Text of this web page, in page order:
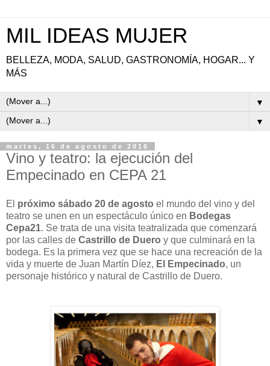
MIL IDEAS MUJER
BELLEZA, MODA, SALUD, GASTRONOMÍA, HOGAR... Y
MÁS
▼
▼
martes, 16 de agosto de 2016
Vino y teatro: la ejecución del
Empecinado en CEPA 21
El próximo sábado 20 de agosto el mundo del vino y del
teatro se unen en un espectáculo único en Bodegas
Cepa21. Se trata de una visita teatralizada que comenzará
por las calles de Castrillo de Duero y que culminará en la
bodega. Es la primera vez que se hace una recreación de la
vida y muerte de Juan Martín Díez, El Empecinado, un
personaje histórico y natural de Castrillo de Duero.